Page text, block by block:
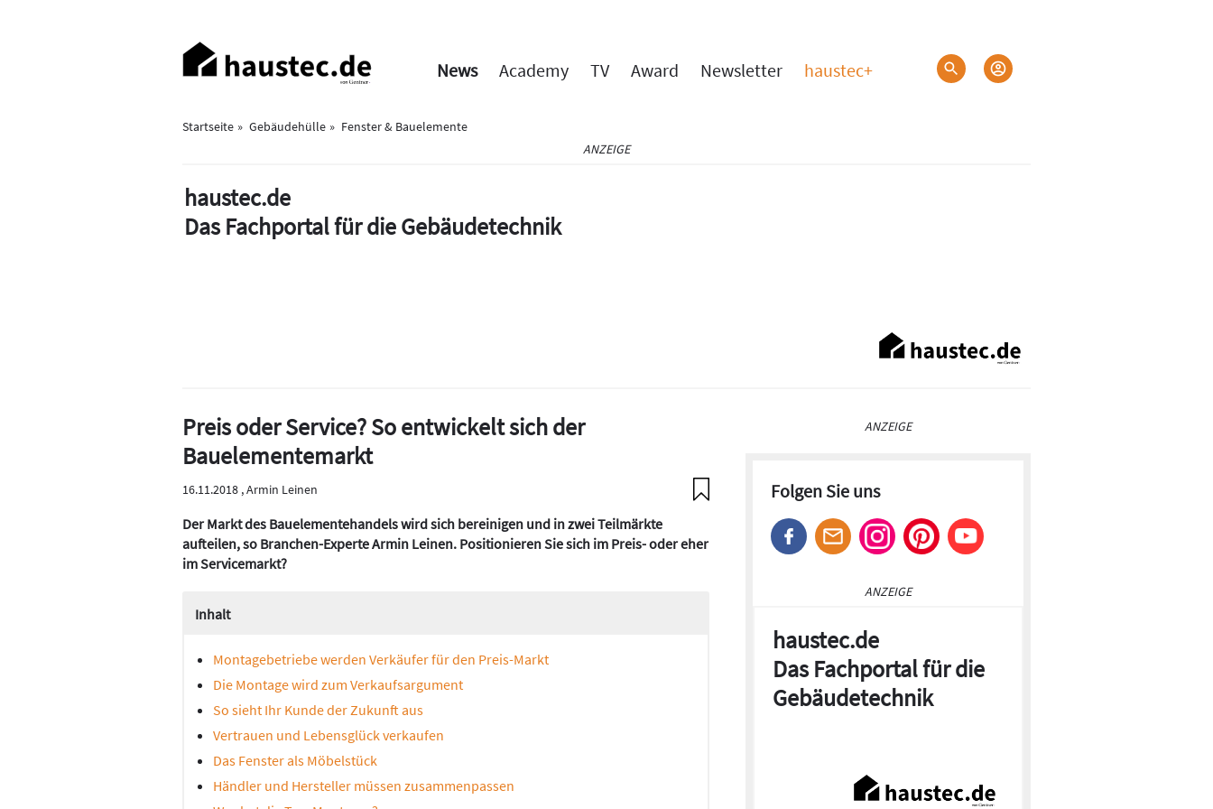
Haupt-
Navigation
News Academy TV Award Newsletter haustec+
Startseite Gebäudehülle
Fenster & Bauelemente
ANZEIGE
haustec.de
Das Fachportal für die Gebäudetechnik
Preis oder Service? So entwickelt sich der
Bauelementemarkt
16.11.2018 ,Armin Leinen
Der Markt des Bauelementehandels wird sich bereinigen und in zwei Teilmärkte
aufteilen, so Branchen-Experte Armin Leinen. Positionieren Sie sich im Preis- oder eher
im Servicemarkt?
Inhalt
Montagebetriebe werden Verkäufer für den Preis-Markt
Die Montage wird zum Verkaufsargument
So sieht Ihr Kunde der Zukunft aus
Vertrauen und Lebensglück verkaufen
Das Fenster als Möbelstück
Händler und Hersteller müssen zusammenpassen
ANZEIGE
Folgen Sie uns
ANZEIGE
haustec.de
Das Fachportal für die
Gebäudetechnik